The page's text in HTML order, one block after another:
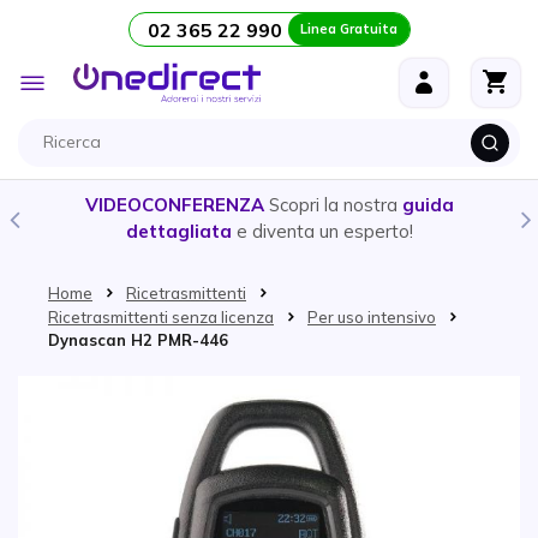
Salta al contenuto 02 365 22 990 Linea Gratuita
Toggle
Nav
VIDEOCONFERENZA Scopri la nostra guida
dettagliata e diventa un esperto!
Home
Ricetrasmittenti
Ricetrasmittenti senza licenza
Per uso intensivo
Dynascan H2 PMR-446